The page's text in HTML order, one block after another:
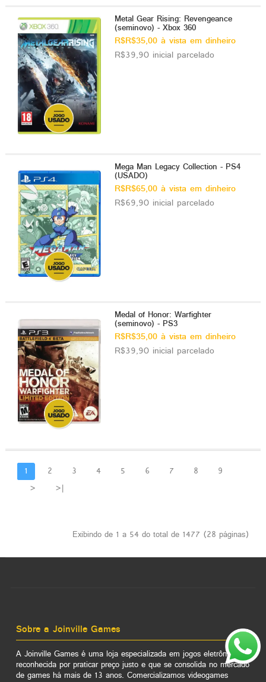
Metal Gear Rising: Revengeance
(seminovo) - Xbox 360
R$R$35,00 à vista em dinheiro
R$39,90 inicial parcelado
Mega Man Legacy Collection - PS4
(USADO)
R$R$65,00 à vista em dinheiro
R$69,90 inicial parcelado
Medal of Honor: Warfighter
(seminovo) - PS3
R$R$35,00 à vista em dinheiro
R$39,90 inicial parcelado
1 2 3 4 5 6 7 8
9
>
>|
Exibindo de 1 a 54 do total de 1477 (28 páginas)
Sobre a Joinville Games
A Joinville Games é uma loja especializada em jogos eletrônicos,
reconhecida por praticar preço justo e que se consolida no mercado
de games há mais de 13 anos. Comercializamos videogames